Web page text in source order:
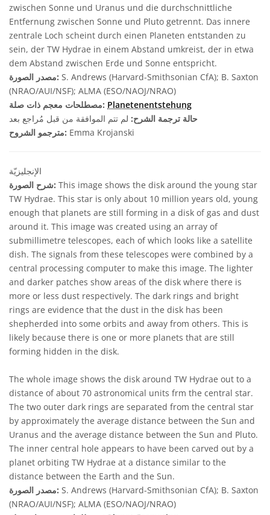
zwischen Sonne und Uranus und die durchschnittliche
Entfernung zwischen Sonne und Pluto getrennt. Das innere
zentrale Loch scheint durch einen Planeten entstanden zu
sein, der TW Hydrae in einem Abstand umkreist, der in etwa
dem Abstand zwischen Erde und Sonne entspricht.
مصدر الصورة: S. Andrews (Harvard-Smithsonian CfA); B. Saxton
(NRAO/AUI/NSF); ALMA (ESO/NAOJ/NRAO)
مصطلحات معجم ذات صلة: Planetenentstehung
حالة ترجمة الشرح: لم تتم الموافقة من قبل مُراجع بعد
مترجمو الشروح: Emma Krojanski
الإنجليزيّة
شرح الصورة: This image shows the disk around the young star
TW Hydrae. This star is only about 10 million years old, young
enough that planets are still forming in a disk of gas and dust
around it. This image was created using an array of
submillimetre telescopes, each of which looks like a satellite
dish. The signals from these telescopes were combined by a
central processing computer to make this image. The lighter
and darker patches show areas of the disk where there is
more or less dust respectively. The dark rings and bright
rings are evidence that the dust in the disk has been
shepherded into some orbits and away from others. This is
likely because there is one or more planets that are still
forming hidden in the disk.
The whole image shows the disk around TW Hydrae out to a
distance of about 70 astronomical units frm the central star.
The two outer dark rings are separated from the central star
by approximately the average distance between the Sun and
Uranus and the average distance between the Sun and Pluto.
The inner central hole appears to have been carved out by a
planet orbiting TW Hydrae at a distance similar to the
distance between the Earth and the Sun.
مصدر الصورة: S. Andrews (Harvard-Smithsonian CfA); B. Saxton
(NRAO/AUI/NSF); ALMA (ESO/NAOJ/NRAO)